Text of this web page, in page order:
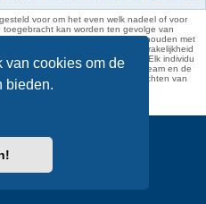
van cookies om de
bieden.
voor om het even welk nadeel of voor
kan worden ten gevolge van
of onrechtstreeks verband houden met
Gent. Deze ontheffing van aansprakelijkheid
Gent zich volledig distantieert. Elk individu
het Buffalo Forum. Ook het webteam en de
worden voor de inhoud van berichten van